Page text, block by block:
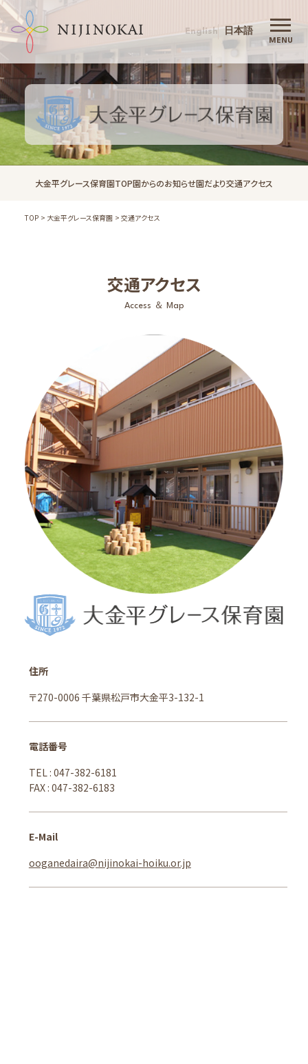
English 日本語
にじの会 TOP
にじの会について
代表挨拶
理念
保育目標
行動指針
にじの会の保育
１号認定募集について
地域交流、子育て支援活動
情報公開
決算書／現況報告書
苦情解決
外部評価・自己評価
ブログ
お問い合わせ
施設案内
新松戸グレース保育園ベビーホーム
園からのお知らせ
交通アクセス
交通アクセス
園だより
大金平グレース保育園
園だより
交通アクセス
MENU
大金平グレース保育園TOP園からのお知らせ園だより交通アクセス
TOP 大金平グレース保育園 交通アクセス
交通アクセス
Access ＆ Map
住所
〒270-0006 千葉県松戸市大金平3-132-1
電話番号
TEL : 047-382-6181
FAX : 047-382-6183
E-Mail
ooganedaira@nijinokai-hoiku.or.jp